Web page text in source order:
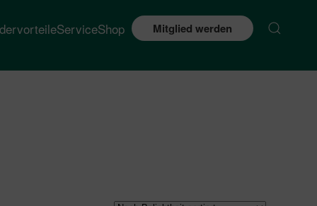
ServiceShop Mitglied werden